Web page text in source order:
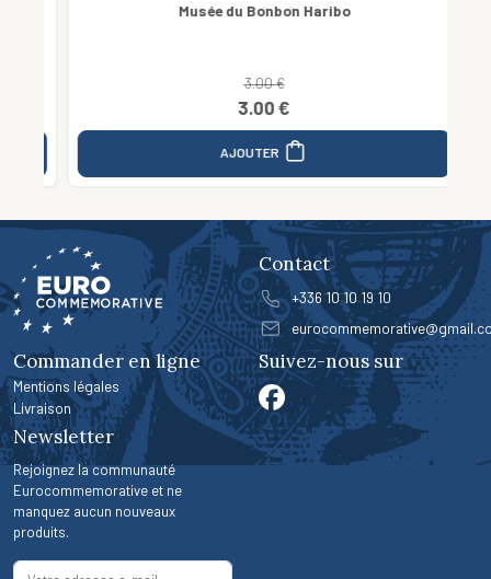
Musée du Bonbon Haribo
3.00 €
3.00 €
AJOUTER
Contact
+336 10 10 19 10
Commander en ligne
Mentions légales
Livraison
Suivez-nous sur
Newsletter
Rejoignez la communauté
Eurocommemorative et ne
manquez aucun nouveaux
produits.